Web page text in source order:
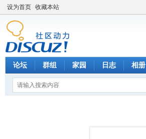
设为首页 收藏本站
论坛 群组 家园 日志 相册